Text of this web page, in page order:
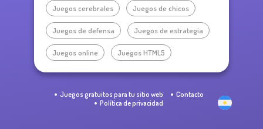
Juegos cerebrales Juegos de chicos
Juegos de defensa Juegos de estrategia
Juegos online Juegos HTML5
Juegos gratuitos para tu sitio web
Contacto
Política de privacidad